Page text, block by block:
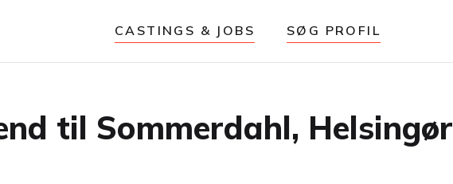
CASTINGS & JOBS SØG PROFIL
til Sommerdahl, Helsingør